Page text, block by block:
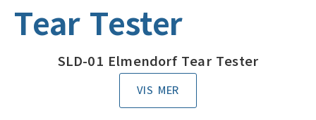
Tear Tester
SLD-01 Elmendorf Tear Tester
VIS MER